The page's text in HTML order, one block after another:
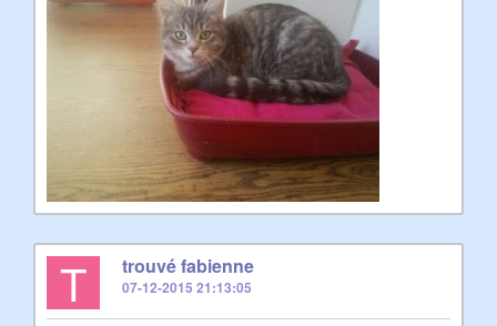
T trouvé fabienne
07-12-2015 21:13:05